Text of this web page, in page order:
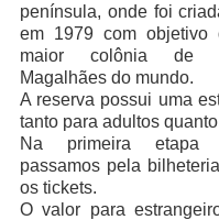
península, onde foi
em 1979 com objetivo
maior colônia de
Magalhães do mundo.
A reserva possui uma
tanto para adultos
Na primeira etapa
passamos pela
os tickets.
O valor para